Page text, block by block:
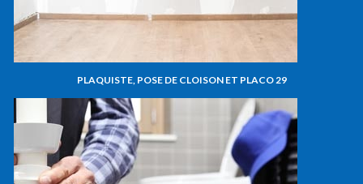
PLAQUISTE, POSE DE CLOISON ET PLACO 29